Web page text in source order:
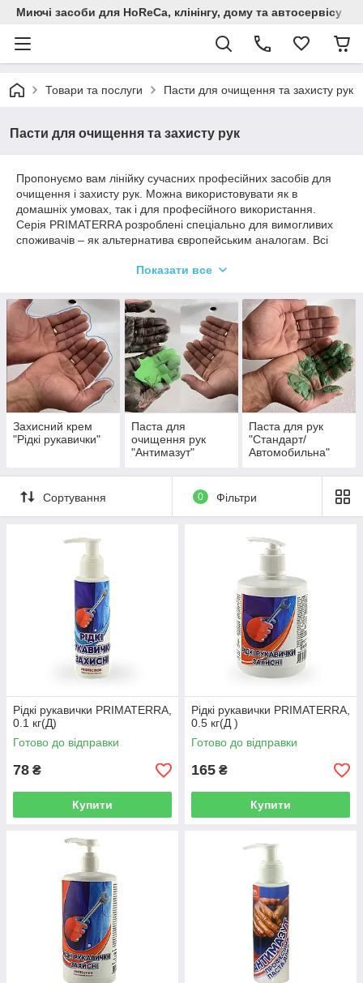
Миючi засоби для HoReCa, клінінгу, дому та автосервiсу
Товари та послуги Пасти для очищення та захисту рук
Пасти для очищення та захисту рук
Пропонуємо вам лінійку сучасних професійних засобів для
очищення і захисту рук. Можна використовувати як в
домашніх умовах, так і для професійного використання.
Серія PRIMATERRA розроблені спеціально для вимогливих
споживачів – як альтернатива європейським аналогам. Всі
Засоби по догляду за руками дуже економні у витраті,
продаються в зручних упаковках з дозаторами.
Професійна паста для рук – відмиває мазут, залишки
ПММ, масло, сажу, нафта, масло, жир. Відмінний
варіант для персоналу різних майстерень;
забруднень технічного характеру;
Показати все
Захисний крем
"Рідкі рукавички"
Паста для
очищення рук
"Антимазут"
Паста для рук
"Стандарт/
Автомобильна"
Сортування 0 Фільтри
Рідкі рукавички PRIMATERRA,
0.1 кг(Д)
Готово до відправки
78 ₴
Купити
Рідкі рукавички PRIMATERRA,
0.5 кг(Д )
Готово до відправки
165 ₴
Купити